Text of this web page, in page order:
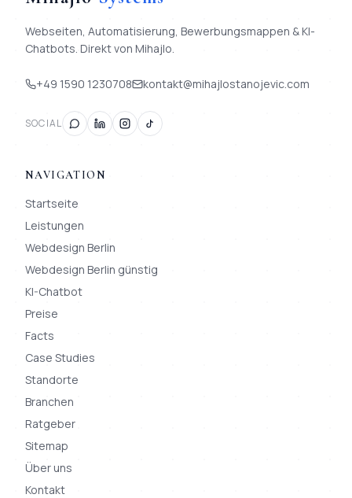
Webseiten, Automatisierung, Bewerbungsmappen & KI-
Chatbots. Direkt von Mihajlo.
+49 1590 1230708 kontakt@mihajlostanojevic.com
SOCIAL
NAVIGATION
Startseite
Leistungen
Webdesign Berlin
Webdesign Berlin günstig
KI-Chatbot
Preise
Facts
Case Studies
Standorte
Branchen
Ratgeber
Sitemap
Über uns
Kontakt